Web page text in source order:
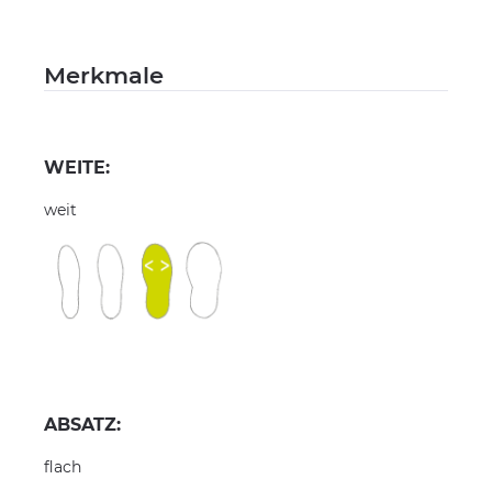
Merkmale
WEITE:
weit
ABSATZ:
flach